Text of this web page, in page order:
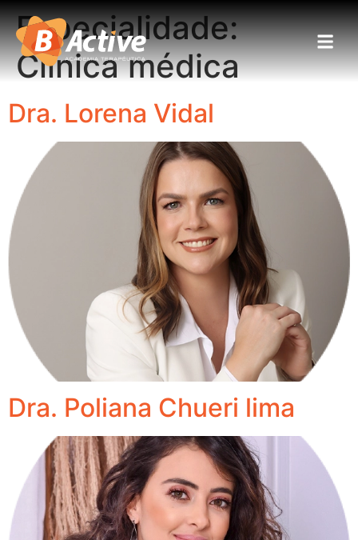
Especialidade:
Clínica médica
Dra. Lorena Vidal
Dra. Poliana Chueri lima